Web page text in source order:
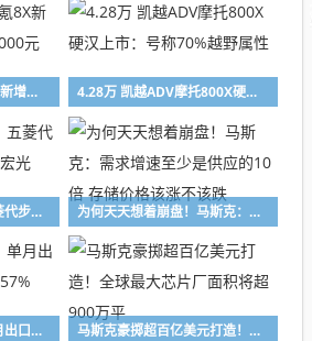
20多处熏黑处理 极氪8X新增曜夜套件：限时售5000元 4.28万 凯越ADV摩托800X硬汉上市：号称70%越野属性
六年蝉联全球销冠！五菱代步车销量破300万辆：宏光MINIEV扛了195万辆 为何天天想着崩盘！马斯克：需求增速至少是供应的10倍 存储价格该涨不该跌
中国汽车出海狂飙！单月出口109万辆：同比暴涨57% 马斯克豪掷超百亿美元打造！全球最大芯片厂面积将超900万平